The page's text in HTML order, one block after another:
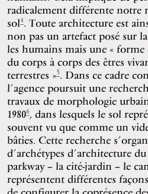
radicalement différente notre
sol4. Toute architecture est
non pas un artefact posé sur
les humains mais une « forme
du corps à corps des êtres
terrestres »5. Dans ce cadre
l’agence poursuit une
travaux de morphologie
19806, dans lesquels le sol
souvent vu que comme un
bâties. Cette recherche
d’archétypes d’architecture
parkway – la cité-jardin – le
représentent différentes